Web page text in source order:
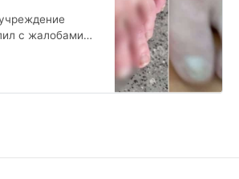
с жалобами
Также